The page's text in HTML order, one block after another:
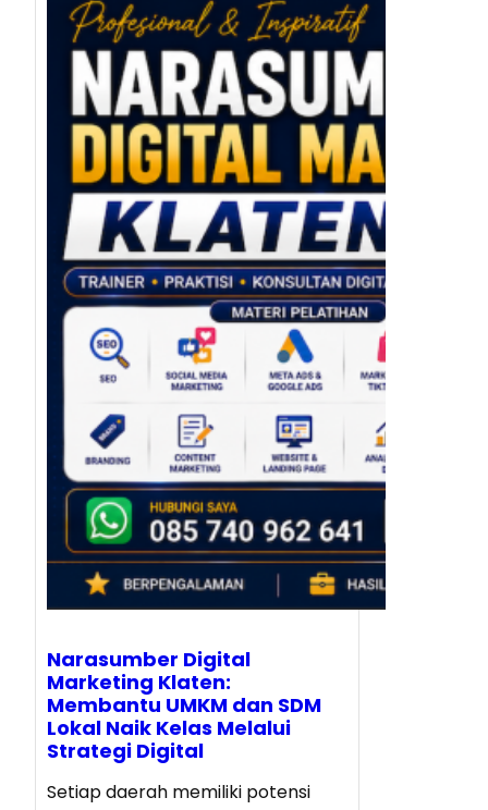
Narasumber Digital
Marketing Klaten:
Membantu UMKM dan SDM
Lokal Naik Kelas Melalui
Strategi Digital
Setiap daerah memiliki potensi